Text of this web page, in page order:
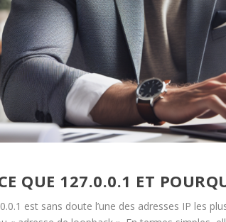
QUE 127.0.0.1 ET
est sans doute l’une des adresses IP les